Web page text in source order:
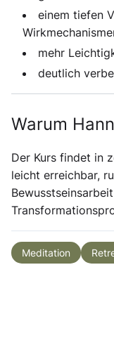
einem tiefen
mehr
deutlich
Warum
Der Kurs findet in
leicht erreichbar,
Meditation